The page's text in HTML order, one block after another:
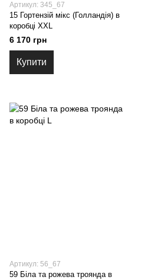
Артикул: 345_67
15 Гортензій мікс (Голландія) в
коробці XXL
6 170 грн
Купити
Артикул: 56_67
59 Біла та рожева троянда в